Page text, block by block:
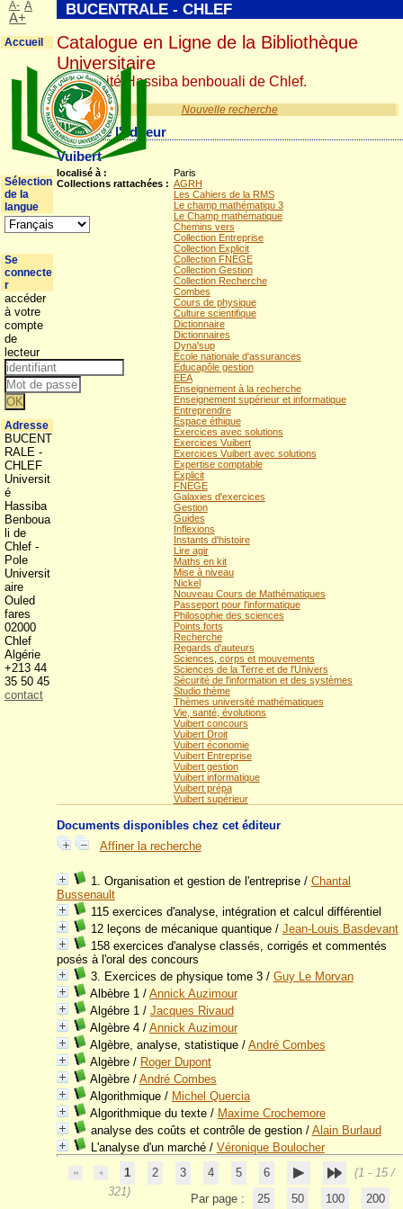
Nouvelle recherche
Détail de l'éditeur
Vuibert
localisé à :
Paris
Collections rattachées : AGRH
Les Cahiers de la RMS
Le champ mathématiqu 3
Le Champ mathématique
Chemins vers
Collection Entreprise
Collection Explicit
Collection FNEGE
Collection Gestion
Collection Recherche
Combes
Cours de physique
Culture scientifique
Dictionnaire
Dictionnaires
Dyna'sup
Ecole nationale d'assurances
Educapôle gestion
EEA
Enseignement à la recherche
Enseignement supérieur et informatique
Entreprendre
Espace éthique
Exercices avec solutions
Exercices Vuibert
Exercices Vuibert avec solutions
Expertise comptable
Explicit
FNEGE
Galaxies d'exercices
Gestion
Guides
Inflexions
Instants d'histoire
Lire agir
Maths en kit
Mise à niveau
Nickel
Nouveau Cours de Mathématiques
Passeport pour l'informatique
Philosophie des sciences
Points forts
Recherche
Regards d'auteurs
Sciences, corps et mouvements
Sciences de la Terre et de l'Univers
Sécurité de l'information et des systèmes
Studio thème
Thèmes université mathématiques
Vie, santé, évolutions
Vuibert concours
Vuibert Droit
Vuibert économie
Vuibert Entreprise
Vuibert gestion
Vuibert informatique
Vuibert prépa
Vuibert supérieur
Documents disponibles chez cet éditeur
Affiner la recherche
1. Organisation et gestion de l'entreprise/ Chantal
Bussenault
115 exercices d'analyse, intégration et calcul différentiel
12 leçons de mécanique quantique/ Jean-Louis Basdevant
158 exercices d'analyse classés, corrigés et commentés
posés à l'oral des concours
3. Exercices de physique tome 3/ Guy Le Morvan
Albèbre 1/ Annick Auzimour
Algébre 1/ Jacques Rivaud
Algèbre 4/ Annick Auzimour
Algèbre, analyse, statistique/ André Combes
Algèbre/ Roger Dupont
Algèbre/ André Combes
Algorithmique/ Michel Quercia
Algorithmique du texte/ Maxime Crochemore
analyse des coûts et contrôle de gestion/ Alain Burlaud
L'analyse d'un marché/ Véronique Boulocher
1
2 3 4 5 6
(1 - 15 /
321)
Par page : 25 50 100 200
BUCENTRALE - CHLEF
Catalogue en Ligne de la Bibliothèque
Universitaire
Université Hassiba benbouali de Chlef.
A- A
A+
Accueil
Sélection
de la
langue
Se
connecte
r
accéder
à votre
compte
de
lecteur
Adresse
BUCENT
RALE -
CHLEF
Universit
é
Hassiba
Benboua
li de
Chlef -
Pole
Universit
aire
Ouled
fares
02000
Chlef
Algérie
+213 44
35 50 45
contact